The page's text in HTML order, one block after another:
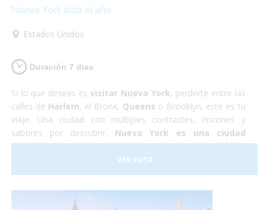
Nueva York todo el año
Estados Unidos
Duración 7 dias
Si lo que deseas esvisitar Nueva York, perderte entre las
calles de Harlem, el Bronx, Queens o Brooklyn, este es tu
viaje. Una ciudad con múltiples contrastes, rincones y
sabores por descubrir. Nueva York es una ciudad
accesible, que se puede recorrer entransporte público
, podrás rodar con tu silla de
ruedas sin problemas,visitar la Estatua de la Libertad,
conocer Washington
en un día. ¡Es una ciudad a la que
VER RUTA